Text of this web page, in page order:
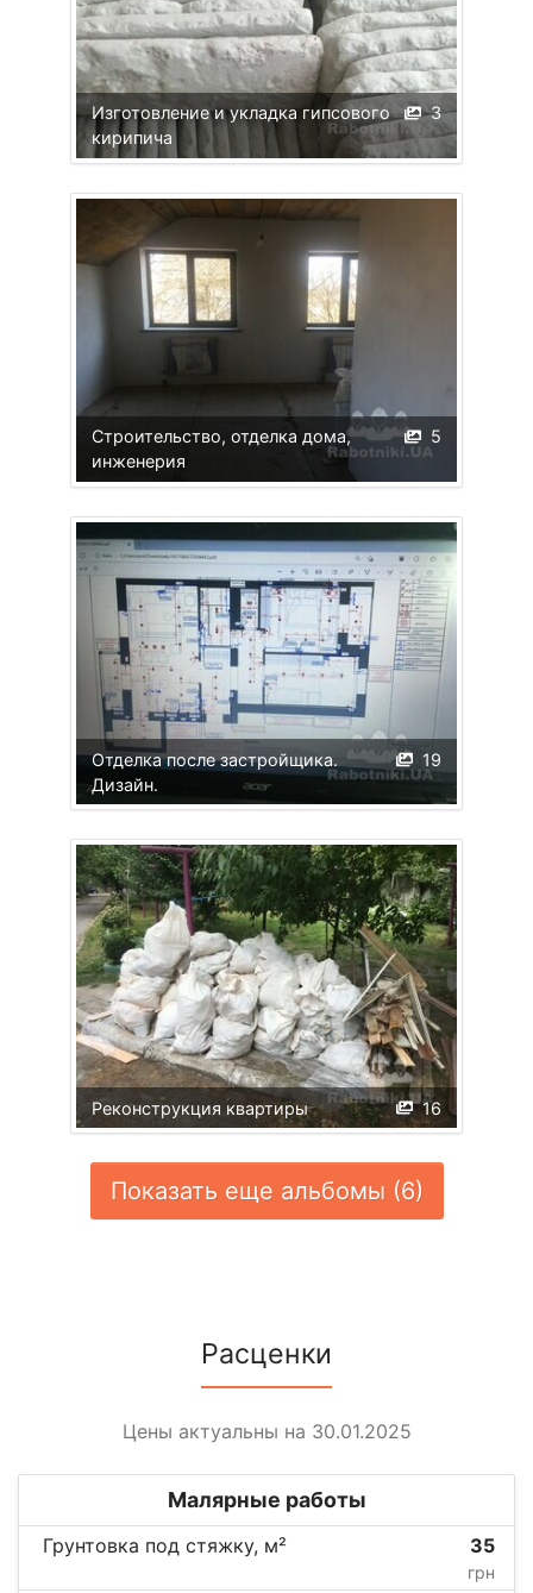
3
Изготовление и укладка гипсового
кирипича
5
Строительство, отделка дома,
инженерия
19
Отделка после застройщика.
Дизайн.
16
Реконструкция квартиры
Показать еще альбомы (6)
Расценки
Цены актуальны на 30.01.2025
Малярные работы
Грунтовка под стяжку, м² 35
грн